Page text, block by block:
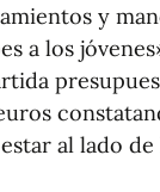
y
a los
al lado